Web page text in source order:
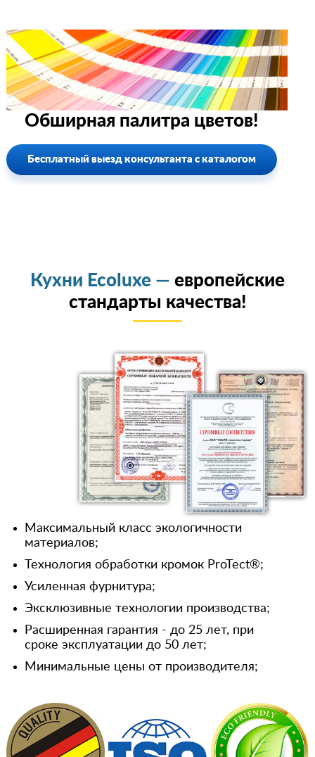
Обширная палитра цветов!
Бесплатный выезд консультанта с каталогом
Кухни Ecoluxe — европейские
стандарты качества!
Максимальный класс экологичности
материалов;
Технология обработки кромок ProTect®;
Усиленная фурнитура;
Эксклюзивные технологии производства;
Расширенная гарантия - до 25 лет, при
сроке эксплуатации до 50 лет;
Минимальные цены от производителя;